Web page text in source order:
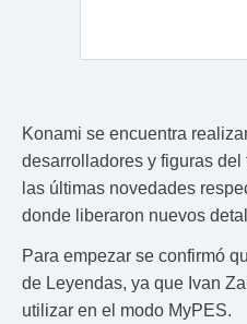
Konami se encuentra
desarrolladores y figuras
las últimas novedades
donde liberaron nuevos
Para empezar se confirmó
de Leyendas, ya que Ivan
utilizar en el modo MyPES.